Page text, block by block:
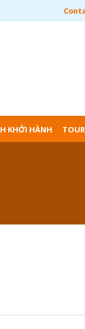
KHỞI HÀNH